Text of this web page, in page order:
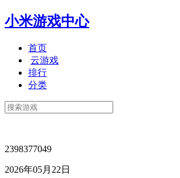
小米游戏中心
首页
云游戏
排行
分类
2398377049
2026年05月22日